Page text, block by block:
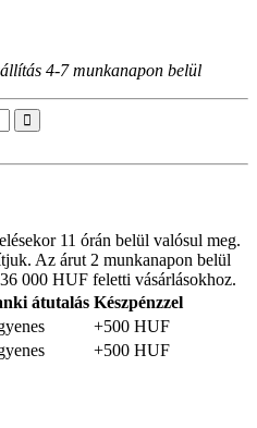
4-7 munkanapon belül
11 órán belül valósul meg.
Az árut 2 munkanapon belül
000 HUF feletti vásárlásokhoz.
átutalás Készpénzzel
+500 HUF
+500 HUF